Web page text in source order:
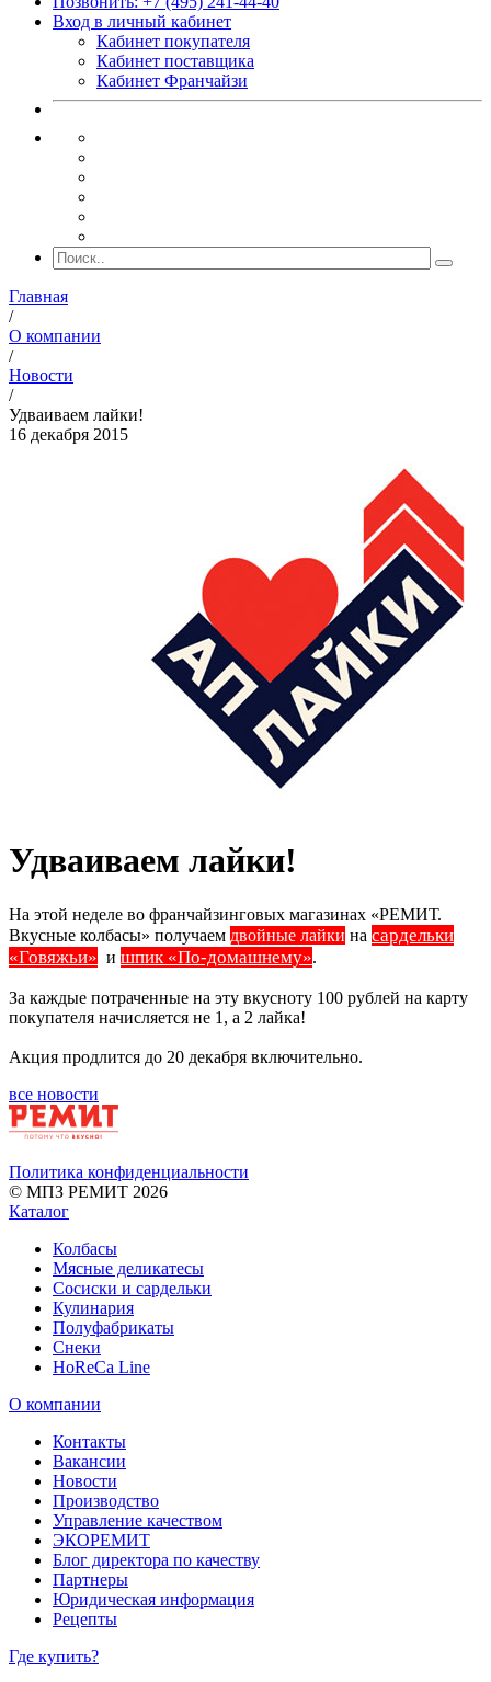
Вход в личный кабинет
Кабинет покупателя
Кабинет поставщика
Кабинет Франчайзи
Главная
/
О компании
/
Новости
/
Удваиваем лайки!
16 декабря 2015
Удваиваем лайки!
На этой неделе во франчайзинговых магазинах «РЕМИТ.
Вкусные колбасы» получаем двойные лайки на сардельки
«Говяжьи» и шпик «По-домашнему».
За каждые потраченные на эту вкусноту 100 рублей на карту
покупателя начисляется не 1, а 2 лайка!
Акция продлится до 20 декабря включительно.
все новости
Политика конфиденциальности
© МПЗ РЕМИТ 2026
Каталог
Колбасы
Мясные деликатесы
Сосиски и сардельки
Кулинария
Полуфабрикаты
Снеки
HoReCa Line
О компании
Контакты
Вакансии
Новости
Производство
Управление качеством
ЭКОРЕМИТ
Блог директора по качеству
Партнеры
Юридическая информация
Рецепты
Где купить?